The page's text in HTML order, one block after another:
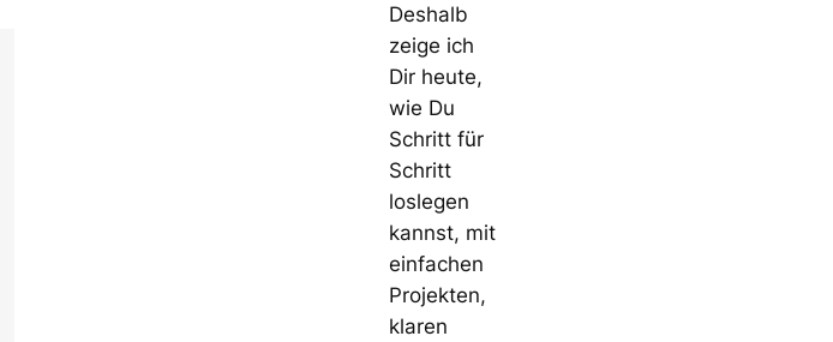
Deshalb
zeige ich
Dir heute,
wie Du
Schritt für
Schritt
loslegen
kannst, mit
einfachen
Projekten,
klaren